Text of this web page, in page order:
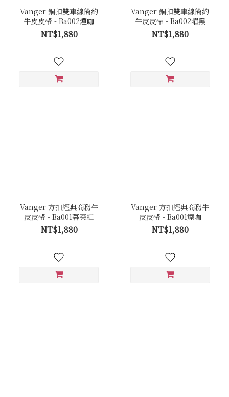
Vanger 銅扣雙車線簡約
牛皮皮帶 - Ba002煙咖
NT$1,880
Vanger 銅扣雙車線簡約
牛皮皮帶 - Ba002曜黑
NT$1,880
Vanger 方扣經典商務牛
皮皮帶 - Ba001暮棗紅
NT$1,880
Vanger 方扣經典商務牛
皮皮帶 - Ba001煙咖
NT$1,880